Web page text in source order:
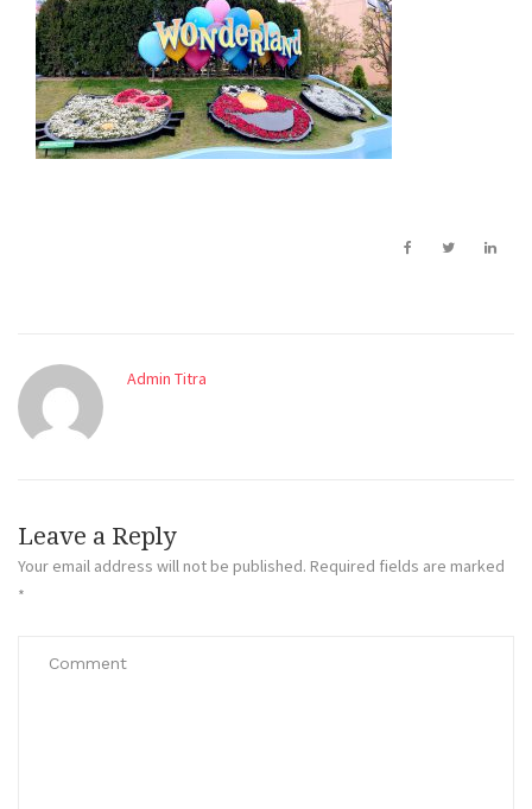
Admin Titra
Leave a Reply
Your email address will not be published. Required fields are marked
*